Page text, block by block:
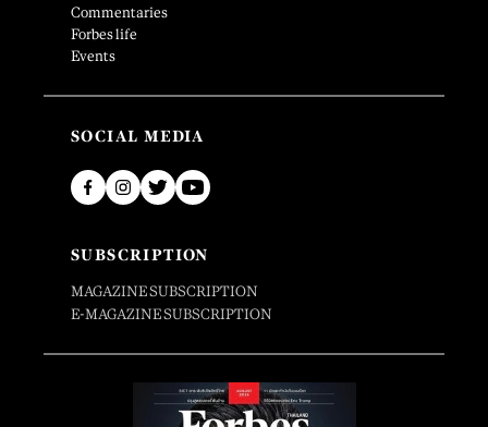
Commentaries
Forbes life
Events
SOCIAL MEDIA
SUBSCRIPTION
MAGAZINE SUBSCRIPTION
E-MAGAZINE SUBSCRIPTION